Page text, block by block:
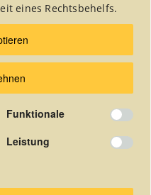
eines Rechtsbehelfs.
Funktionale
Leistung
wurde 2018
wir unsere Artikel
"undsond?!".
als pdf-Dokument
Seite klicken um das pdf-